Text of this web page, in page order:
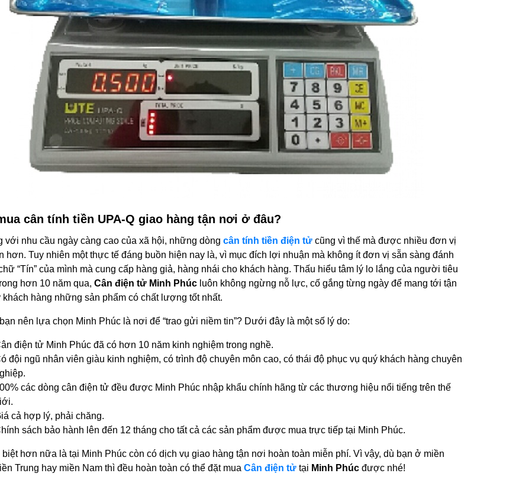
cân tính tiền UPA-Q giao hàng tận nơi ở đâu?
với nhu cầu ngày càng cao của xã hội, những dòng cân tính tiền điện tửcũng vì thế mà được nhiều đơn vị
hơn. Tuy nhiên một thực tế đáng buồn hiện nay là, vì mục đích lợi nhuận mà không ít đơn vị sẵn sàng đánh
“Tín” của mình mà cung cấp hàng giả, hàng nhái cho khách hàng. Thấu hiểu tâm lý lo lắng của người tiêu
hơn 10 năm qua, Cân điện tử Minh Phúcluôn không ngừng nỗ lực, cố gắng từng ngày để mang tới tận
khách hàng những sản phẩm có chất lượng tốt nhất.
nên lựa chọn Minh Phúc là nơi để “trao gửi niềm tin”? Dưới đây là một số lý do:
điện tử Minh Phúc đã có hơn 10 năm kinh nghiệm trong nghề.
đội ngũ nhân viên giàu kinh nghiệm, có trình độ chuyên môn cao, có thái độ phục vụ quý khách hàng chuyên
các dòng cân điện tử đều được Minh Phúc nhập khẩu chính hãng từ các thương hiệu nổi tiếng trên thế
cả hợp lý, phải chăng.
sách bảo hành lên đến 12 tháng cho tất cả các sản phẩm được mua trực tiếp tại Minh Phúc.
biệt hơn nữa là tại Minh Phúc còn có dịch vụ giao hàng tận nơi hoàn toàn miễn phí. Vì vậy, dù bạn ở miền
Trung hay miền Nam thì đều hoàn toàn có thể đặt mua Cân điện tửtại Minh Phúcđược nhé!